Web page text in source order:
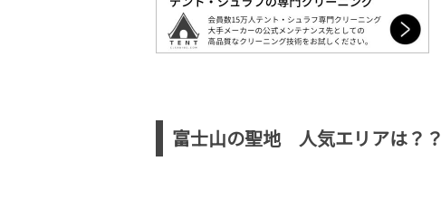
富士山の聖地 人気エリアは？？